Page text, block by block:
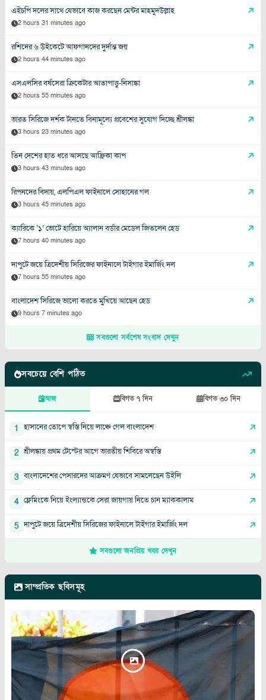
এইচপি দলের সাথে যেভাবে কাজ করছেন মেন্টর মাহমুদউল্লাহ
2 hours 31 minutes ago
রশিদের ৬ উইকেটে আফগানদের দুর্দান্ত জয়
2 hours 44 minutes ago
এসএলসির বর্ষসেরা ক্রিকেটার আতাপাত্তু-নিসাঙ্কা
2 hours 55 minutes ago
ভারত সিরিজে দর্শক টানতে বিনামূল্যে প্রবেশের সুযোগ দিচ্ছে শ্রীলঙ্কা
3 hours 23 minutes ago
তিন দেশের হাত ধরে আসছে আফ্রিকা কাপ
3 hours 43 minutes ago
রিপনদের বিদায়, এলপিএল ফাইনালে সোহানের গল
3 hours 45 minutes ago
ক্যারিকে ‘১’ ভোটে হারিয়ে অ্যালান বর্ডার মেডেল জিতলেন হেড
7 hours 40 minutes ago
দাপুটে জয়ে ত্রিদেশীয় সিরিজের ফাইনালে টাইগার ইমার্জিং দল
7 hours 55 minutes ago
বাংলাদেশ সিরিজে ভালো করতে মুখিয়ে আছেন হেড
9 hours 7 minutes ago
সবগুলো সর্বশেষ সংবাদ দেখুন
সবচেয়ে বেশি পঠিত
আজ বিগত ৭ দিন বিগত ৩০ দিন
1 হাসানের তোপে স্বস্তি নিয়ে লাঞ্চে গেল বাংলাদেশ
2 শ্রীলঙ্কায় প্রথম টেস্টের আগে ভারতীয় শিবিরে অস্বস্তি
3 বাংলাদেশের পেসারদের আক্রমণ যেভাবে সামলেছেন উইলি
4 ফ্লেমিংকে নিয়ে ইংল্যান্ডকে সেরা জায়গায় নিতে চান ম্যাককালাম
5 দাপুটে জয়ে ত্রিদেশীয় সিরিজের ফাইনালে টাইগার ইমার্জিং দল
সবগুলো জনপ্রিয় খবর দেখুন
সাম্প্রতিক ছবিসমূহ